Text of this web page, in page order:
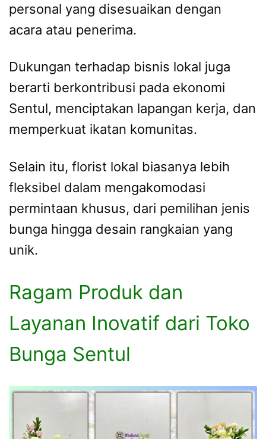
personal yang disesuaikan dengan
acara atau penerima.
Dukungan terhadap bisnis lokal juga
berarti berkontribusi pada ekonomi
Sentul, menciptakan lapangan kerja, dan
memperkuat ikatan komunitas.
Selain itu, florist lokal biasanya lebih
fleksibel dalam mengakomodasi
permintaan khusus, dari pemilihan jenis
bunga hingga desain rangkaian yang
unik.
Ragam Produk dan
Layanan Inovatif dari Toko
Bunga Sentul